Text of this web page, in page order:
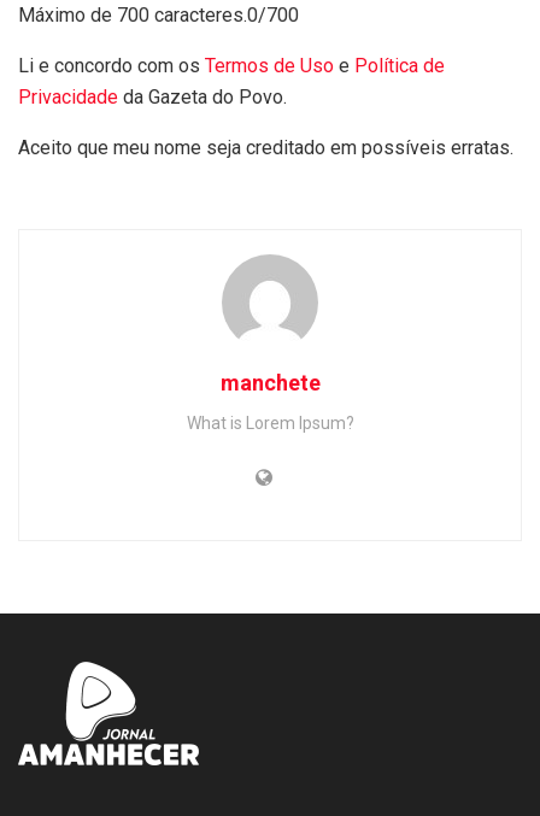
Máximo de 700 caracteres.0/700
Li e concordo com os Termos de Uso e Política de
Privacidade da Gazeta do Povo.
Aceito que meu nome seja creditado em possíveis erratas.
manchete
What is Lorem Ipsum?